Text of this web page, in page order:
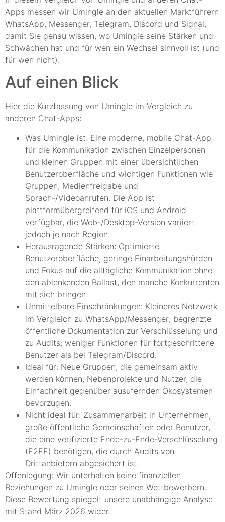
Apps messen wir Umingle an den aktuellen Marktführern
WhatsApp, Messenger, Telegram, Discord und Signal,
damit Sie genau wissen, wo Umingle seine Stärken und
Schwächen hat und für wen ein Wechsel sinnvoll ist (und
für wen nicht).
Auf einen Blick
Hier die Kurzfassung von Umingle im Vergleich zu
anderen Chat-Apps:
Was Umingle ist: Eine moderne, mobile Chat-App
für die Kommunikation zwischen Einzelpersonen
und kleinen Gruppen mit einer übersichtlichen
Benutzeroberfläche und wichtigen Funktionen wie
Gruppen, Medienfreigabe und
Sprach-/Videoanrufen. Die App ist
plattformübergreifend für iOS und Android
verfügbar, die Web-/Desktop-Version variiert
jedoch je nach Region.
Herausragende Stärken: Optimierte
Benutzeroberfläche, geringe Einarbeitungshürden
und Fokus auf die alltägliche Kommunikation ohne
den ablenkenden Ballast, den manche Konkurrenten
mit sich bringen.
Unmittelbare Einschränkungen: Kleineres Netzwerk
im Vergleich zu WhatsApp/Messenger; begrenzte
öffentliche Dokumentation zur Verschlüsselung und
zu Audits; weniger Funktionen für fortgeschrittene
Benutzer als bei Telegram/Discord.
Ideal für: Neue Gruppen, die gemeinsam aktiv
werden können, Nebenprojekte und Nutzer, die
Einfachheit gegenüber ausufernden Ökosystemen
bevorzugen.
Nicht ideal für: Zusammenarbeit in Unternehmen,
große öffentliche Gemeinschaften oder Benutzer,
die eine verifizierte Ende-zu-Ende-Verschlüsselung
(E2EE) benötigen, die durch Audits von
Drittanbietern abgesichert ist.
Offenlegung: Wir unterhalten keine finanziellen
Beziehungen zu Umingle oder seinen Wettbewerbern.
Diese Bewertung spiegelt unsere unabhängige Analyse
mit Stand März 2026 wider.